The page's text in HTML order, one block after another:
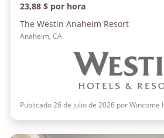
23,88 $ por hora
The Westin Anaheim Resort
Anaheim, CA
Publicado 26 de julio de 2026 por Wincome